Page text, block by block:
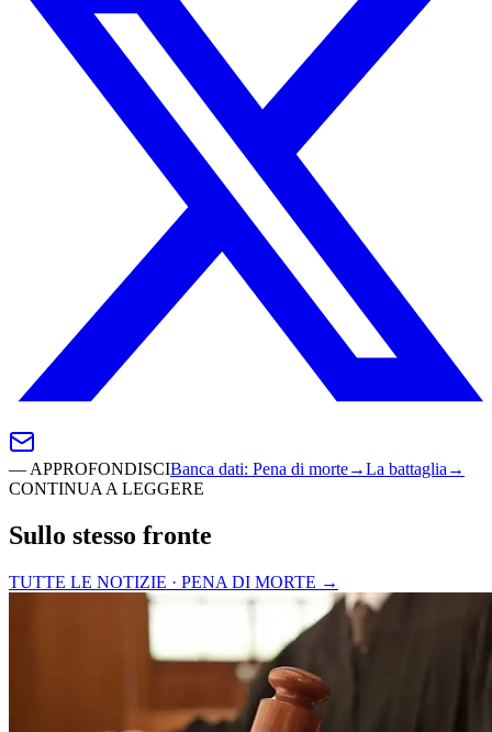
— APPROFONDISCIBanca dati: Pena di morte→La battaglia →
CONTINUA A LEGGERE
Sullo stesso fronte
TUTTE LE NOTIZIE · PENA DI MORTE →